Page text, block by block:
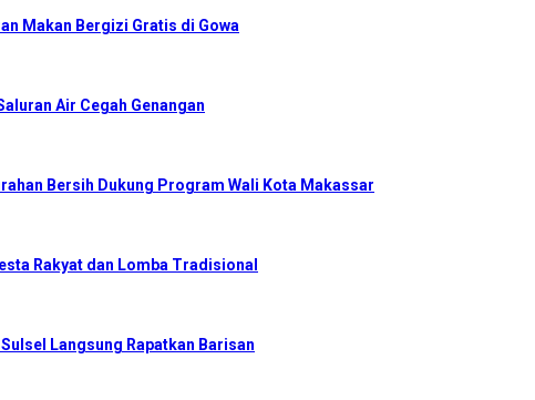
Makan Bergizi Gratis di Gowa
Air Cegah Genangan
Bersih Dukung Program Wali Kota Makassar
Rakyat dan Lomba Tradisional
Langsung Rapatkan Barisan